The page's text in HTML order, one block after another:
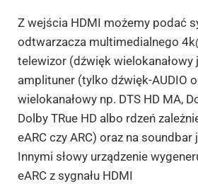
Z wejścia HDMI możemy podać
odtwarzacza multimedialnego
telewizor (dźwięk wielokanałowy
amplituner (tylko dźwięk-AUDIO
wielokanałowy np. DTS HD MA,
Dolby TRue HD albo rdzeń
eARC czy ARC) oraz na soundbar
Innymi słowy urządzenie
eARC z sygnału HDMI